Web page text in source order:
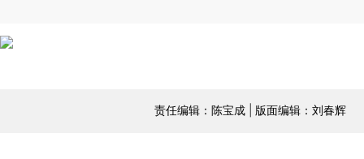
责任编辑：陈宝成 | 版面编辑：刘春辉